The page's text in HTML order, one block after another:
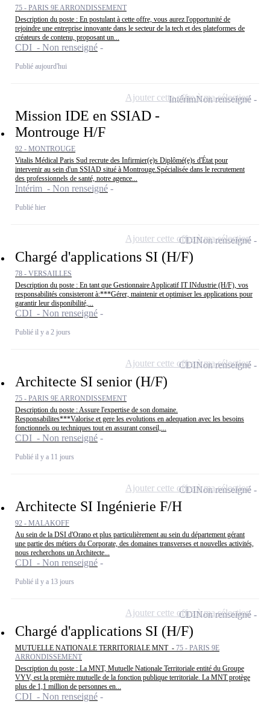
75 - PARIS 9E ARRONDISSEMENT
Description du poste : En postulant à cette offre, vous aurez l'opportunité de
rejoindre une entreprise innovante dans le secteur de la tech et des plateformes de
créateurs de contenu, proposant un...
CDI - Non renseigné
Publié aujourd'hui
Mission IDE en SSIAD -
Montrouge H/F
92 - MONTROUGE
Vitalis Médical Paris Sud recrute des Infirmier(e)s Diplômé(e)s d'État pour
intervenir au sein d'un SSIAD situé à Montrouge.Spécialisée dans le recrutement
des professionnels de santé, notre agence...
Intérim - Non renseigné
Publié hier
IntérimNon renseigné
Ajouter cette offre à ma sélection
Chargé d'applications SI (H/F)
78 - VERSAILLES
Description du poste : En tant que Gestionnaire Applicatif IT INdustrie (H/F), vos
responsabilités consisteront à:***Gérer, maintenir et optimiser les applications pour
garantir leur disponibilité,...
CDI - Non renseigné
Publié il y a 2 jours
CDINon renseigné
Ajouter cette offre à ma sélection
Architecte SI senior (H/F)
75 - PARIS 9E ARRONDISSEMENT
Description du poste : Assure l'expertise de son domaine.
Responsabilites***Valorise et gere les evolutions en adequation avec les besoins
fonctionnels ou techniques tout en assurant conseil,...
CDI - Non renseigné
Publié il y a 11 jours
CDINon renseigné
Ajouter cette offre à ma sélection
Architecte SI Ingénierie F/H
92 - MALAKOFF
Au sein de la DSI d'Orano et plus particulièrement au sein du département gérant
une partie des métiers du Corporate, des domaines transverses et nouvelles activités,
nous recherchons un Architecte...
CDI - Non renseigné
Publié il y a 13 jours
CDINon renseigné
Ajouter cette offre à ma sélection
Chargé d'applications SI (H/F)
MUTUELLE NATIONALE TERRITORIALE MNT - 75 - PARIS 9E
ARRONDISSEMENT
Description du poste : La MNT, Mutuelle Nationale Territoriale entité du Groupe
VYV, est la première mutuelle de la fonction publique territoriale. La MNT protège
plus de 1,1 million de personnes en...
CDI - Non renseigné
CDINon renseigné
Ajouter cette offre à ma sélection